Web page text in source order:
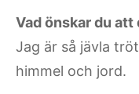
Vad önskar du
Jag är så jävla
himmel och jord.